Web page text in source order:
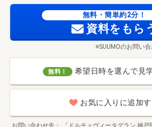
無料・簡単約2分！
資料をもら
※SUUMOのお問い
無料！ 希望日時を選んで見
お気に入りに追加す
お問い合わせ先 「ドルチェヴィータグラン 神